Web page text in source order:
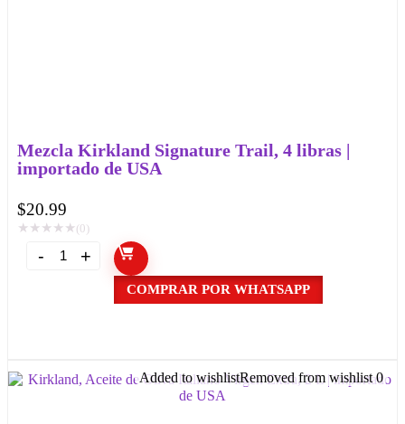
Mezcla Kirkland Signature Trail, 4 libras |
importado de USA
$20.99
★ ★ ★ ★ ★ (0)
COMPRAR POR WHATSAPP
Added to wishlistRemoved from wishlist 0